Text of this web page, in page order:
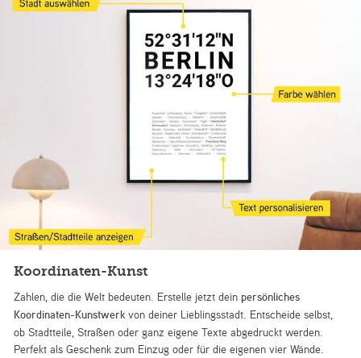
Koordinaten-Kunst
Zahlen, die die Welt bedeuten. Erstelle jetzt dein persönliches
Koordinaten-Kunstwerk von deiner Lieblingsstadt. Entscheide selbst,
ob Stadtteile, Straßen oder ganz eigene Texte abgedruckt werden.
Perfekt als Geschenk zum Einzug oder für die eigenen vier Wände.